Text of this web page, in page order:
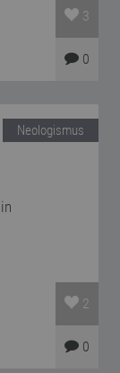
3
0
Neologismus
2
0